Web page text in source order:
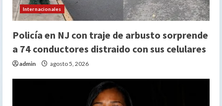
Internacionales
Policía en NJ con traje de arbusto sorprende
a 74 conductores distraido con sus celulares
admin agosto 5, 2026